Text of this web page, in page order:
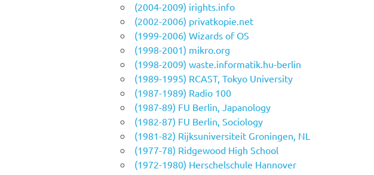
(2004-2009) irights.info
(2002-2006) privatkopie.net
(1999-2006) Wizards of OS
(1998-2001) mikro.org
(1998-2009) waste.informatik.hu-berlin
(1989-1995) RCAST, Tokyo University
(1987-1989) Radio 100
(1987-89) FU Berlin, Japanology
(1982-87) FU Berlin, Sociology
(1981-82) Rijksuniversiteit Groningen, NL
(1977-78) Ridgewood High School
(1972-1980) Herschelschule Hannover